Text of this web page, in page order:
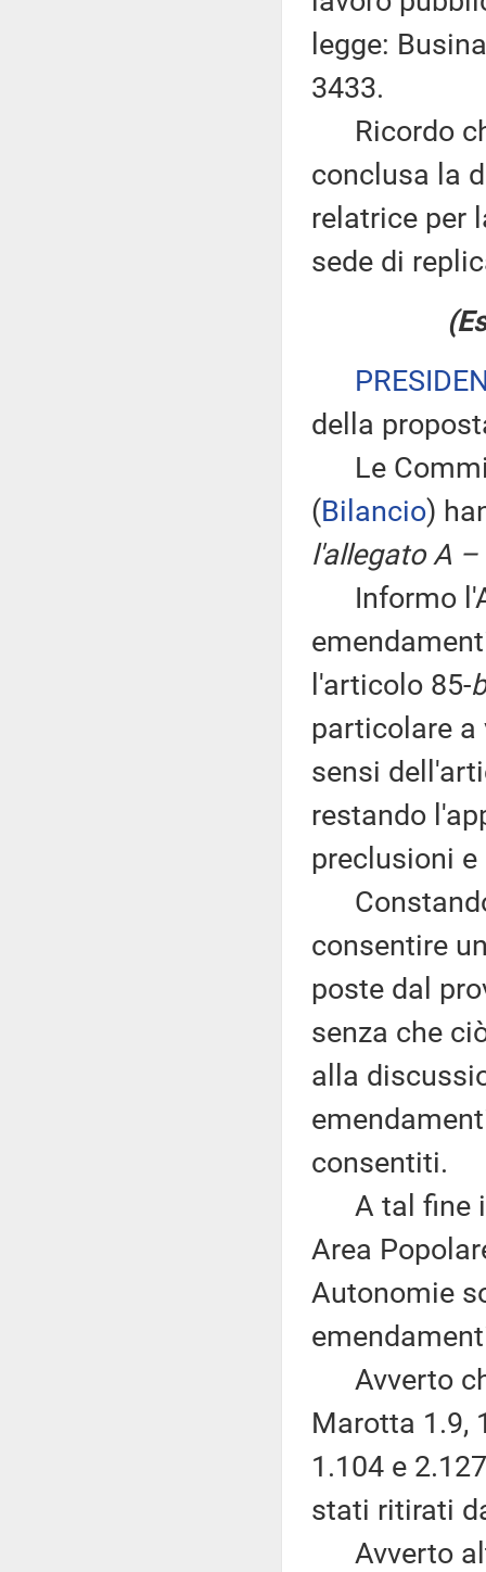
legge:
3433.
Ricordo
conclusa la
relatrice per
sede di
della
Le
(Bilancio)
l'allegato A
Informo
l'articolo 85-
particolare a
sensi
restando
preclusioni
consentire
poste dal
senza che
alla
consentiti.
A tal fine i
Area
Autonomie
Avverto
Marotta 1.9,
1.104 e
stati ritirati
Avverto